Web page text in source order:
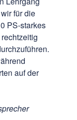
für die
PS-starkes
auf der